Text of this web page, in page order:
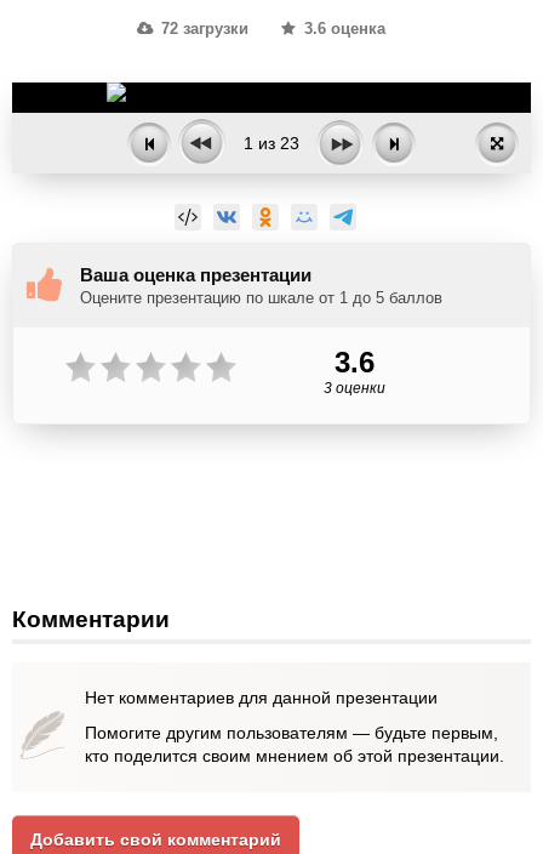
72 загрузки 3.6 оценка
1 из 23
Ваша оценка презентации
Оцените презентацию по шкале от 1 до 5 баллов
3.6
3 оценки
Комментарии
Нет комментариев для данной презентации
Помогите другим пользователям — будьте первым,
кто поделится своим мнением об этой презентации.
Добавить свой комментарий